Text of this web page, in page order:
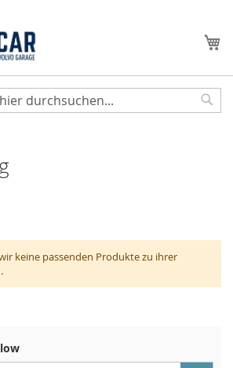
keine passenden Produkte zu ihrer